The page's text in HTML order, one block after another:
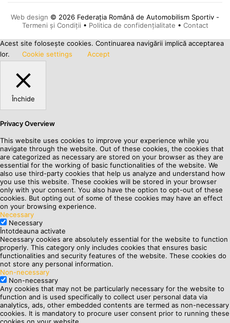
Web design © 2026 Federația Română de Automobilism Sportiv -
Termeni și Condiții • Politica de confidențialitate • Contact
Acest site foloseşte cookies. Continuarea navigării implică acceptarea
lor.
Cookie settings Accept
Închide
Privacy Overview
This website uses cookies to improve your experience while you
navigate through the website. Out of these cookies, the cookies that
are categorized as necessary are stored on your browser as they are
essential for the working of basic functionalities of the website. We
also use third-party cookies that help us analyze and understand how
you use this website. These cookies will be stored in your browser
only with your consent. You also have the option to opt-out of these
cookies. But opting out of some of these cookies may have an effect
on your browsing experience.
Necessary
Necessary
Întotdeauna activate
Necessary cookies are absolutely essential for the website to function
properly. This category only includes cookies that ensures basic
functionalities and security features of the website. These cookies do
not store any personal information.
Non-necessary
Non-necessary
Any cookies that may not be particularly necessary for the website to
function and is used specifically to collect user personal data via
analytics, ads, other embedded contents are termed as non-necessary
cookies. It is mandatory to procure user consent prior to running these